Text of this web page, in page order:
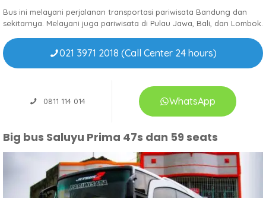
Bus ini melayani perjalanan transportasi pariwisata Bandung dan
sekitarnya. Melayani juga pariwisata di Pulau Jawa, Bali, dan Lombok.
021 3971 2018 (Call Center 24 hours)
0811 114 014 WhatsApp
Big bus Saluyu Prima 47s dan 59 seats